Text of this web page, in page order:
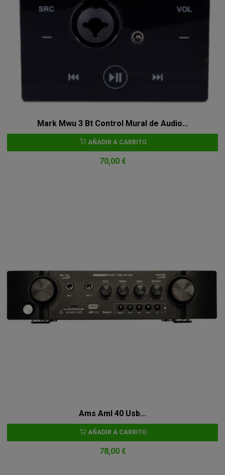
Mark Mwu 3 Bt Control Mural de Audio...
AÑADIR A CARRITO
70,00 €
Ams Aml 40 Usb...
AÑADIR A CARRITO
78,00 €